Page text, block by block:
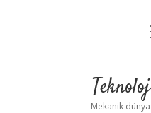
Mekanik